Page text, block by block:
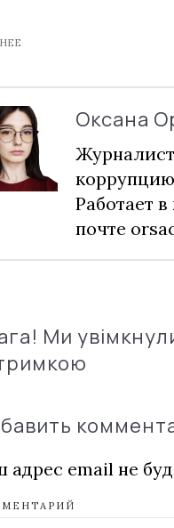
Оксана
Работает
почте
Ми
адрес email не